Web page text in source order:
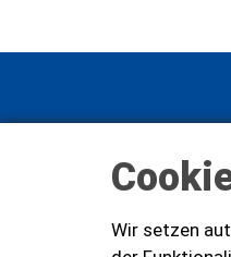
Wir setzen